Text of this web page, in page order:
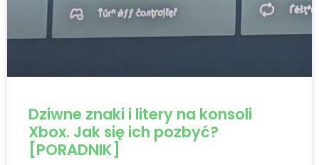
Dziwne znaki i litery na konsoli
Xbox. Jak się ich pozbyć?
[PORADNIK]